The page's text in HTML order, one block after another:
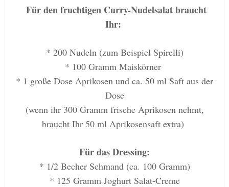
Für den fruchtigen Curry-Nudelsalat braucht
Ihr:
* 200 Nudeln (zum Beispiel Spirelli)
* 100 Gramm Maiskörner
* 1 große Dose Aprikosen und ca. 50 ml Saft aus der
Dose
(wenn ihr 300 Gramm frische Aprikosen nehmt,
braucht Ihr 50 ml Aprikosensaft extra)
Für das Dressing:
* 1/2 Becher Schmand (ca. 100 Gramm)
* 125 Gramm Joghurt Salat-Creme